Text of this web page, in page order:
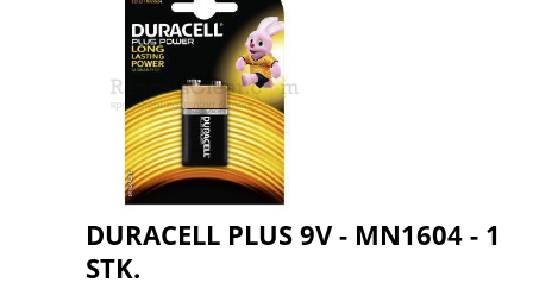
DURACELL PLUS 9V - MN1604 - 1
STK.